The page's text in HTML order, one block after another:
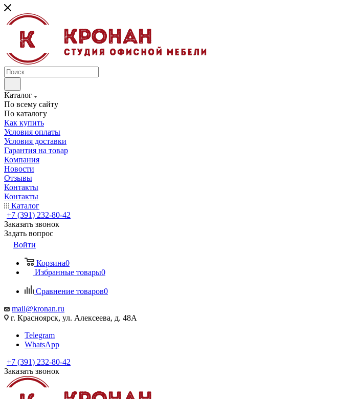
Каталог
По всему сайту
По каталогу
Как купить
Условия оплаты
Условия доставки
Гарантия на товар
Компания
Новости
Отзывы
Контакты
Контакты
Каталог
+7 (391) 232-80-42
Заказать звонок
Задать вопрос
Войти
Корзина0
Избранные товары0
Сравнение товаров0
mail@kronan.ru
г. Красноярск, ул. Алексеева, д. 48А
Telegram
WhatsApp
+7 (391) 232-80-42
Заказать звонок